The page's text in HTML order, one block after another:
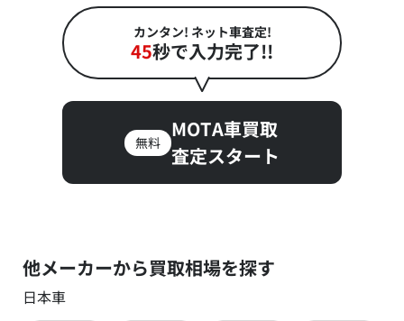
カンタン! ネット車査定!
45秒で入力完了!!
無料
MOTA車買取
査定スタート
他メーカーから買取相場を探す
日本車